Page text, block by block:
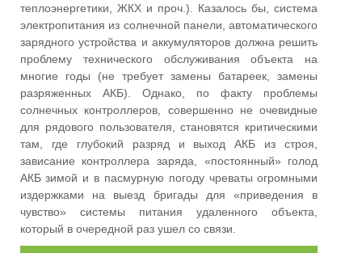
теплоэнергетики, ЖКХ и проч.). Казалось бы, система
электропитания из солнечной панели, автоматического
зарядного устройства и аккумуляторов должна решить
проблему технического обслуживания объекта на
многие годы (не требует замены батареек, замены
разряженных АКБ). Однако, по факту проблемы
солнечных контроллеров, совершенно не очевидные
для рядового пользователя, становятся критическими
там, где глубокий разряд и выход АКБ из строя,
зависание контроллера заряда, «постоянный» голод
АКБ зимой и в пасмурную погоду чреваты огромными
издержками на выезд бригады для «приведения в
чувство» системы питания удаленного объекта,
который в очередной раз ушел со связи.